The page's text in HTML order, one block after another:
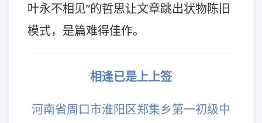
叶永不相见”的哲思让文章跳出状物陈旧
模式，是篇难得佳作。
相逢已是上上签
河南省周口市淮阳区郑集乡第一初级中